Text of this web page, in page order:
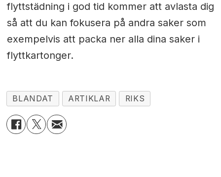
flyttstädning i god tid kommer att avlasta dig
så att du kan fokusera på andra saker som
exempelvis att packa ner alla dina saker i
flyttkartonger.
BLANDAT ARTIKLAR RIKS